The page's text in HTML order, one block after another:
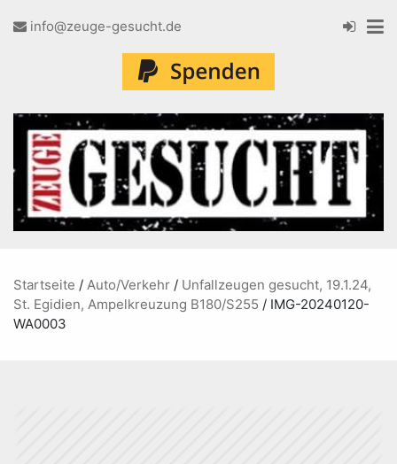
info@zeuge-gesucht.de
Startseite / Auto/Verkehr / Unfallzeugen gesucht, 19.1.24,
St. Egidien, Ampelkreuzung B180/S255 / IMG-20240120-
WA0003